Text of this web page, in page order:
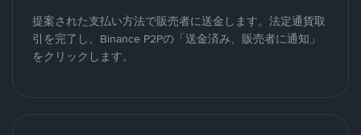
提案された支払い方法で販売者に送金します。法定通貨取
引を完了し、Binance P2Pの「送金済み、販売者に通知」
をクリックします。